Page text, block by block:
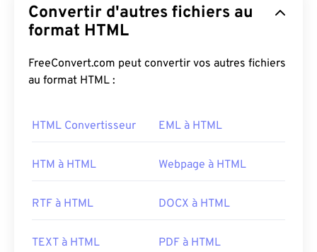
Convertir d'autres fichiers au
format HTML
FreeConvert.com peut convertir vos autres fichiers
au format HTML :
HTML Convertisseur EML à HTML
HTM à HTML Webpage à HTML
RTF à HTML DOCX à HTML
TEXT à HTML PDF à HTML